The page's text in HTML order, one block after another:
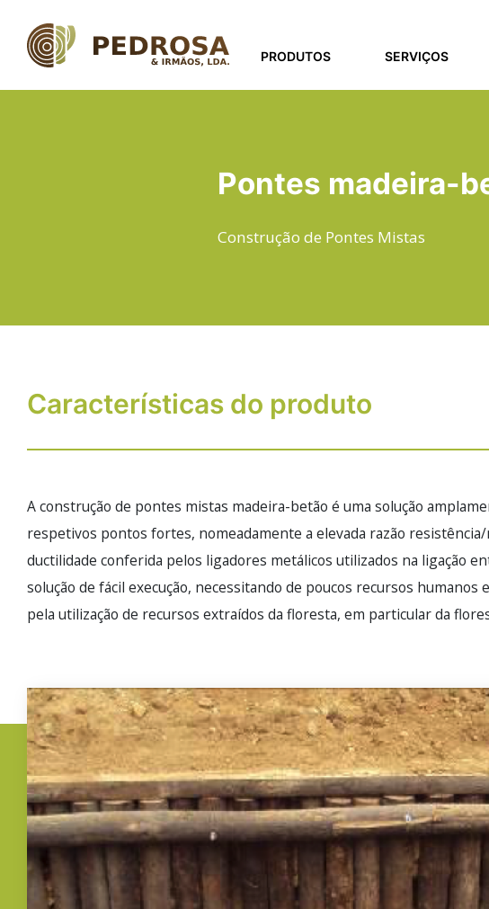
para
PRODUTOS SERVIÇOS
Pontes madeira-
Construção de Pontes Mistas
Características do produto
A construção de pontes mistas madeira-betão é uma solução
respetivos pontos fortes, nomeadamente a elevada razão
ductilidade conferida pelos ligadores metálicos utilizados na ligação
solução de fácil execução, necessitando de poucos recursos
pela utilização de recursos extraídos da floresta, em particular da
Imagem